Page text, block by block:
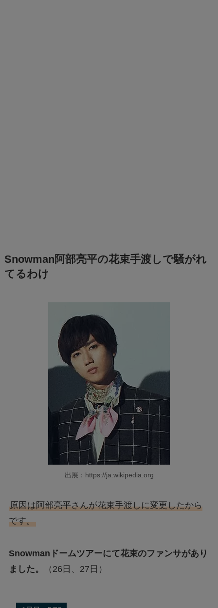
Snowman阿部亮平の花束手渡しで騒がれ
てるわけ
出展：https://ja.wikipedia.org
原因は阿部亮平さんが花束手渡しに変更したから
です。
Snowmanドームツアーにて花束のファンサがあり
ました。
（26日、27日）